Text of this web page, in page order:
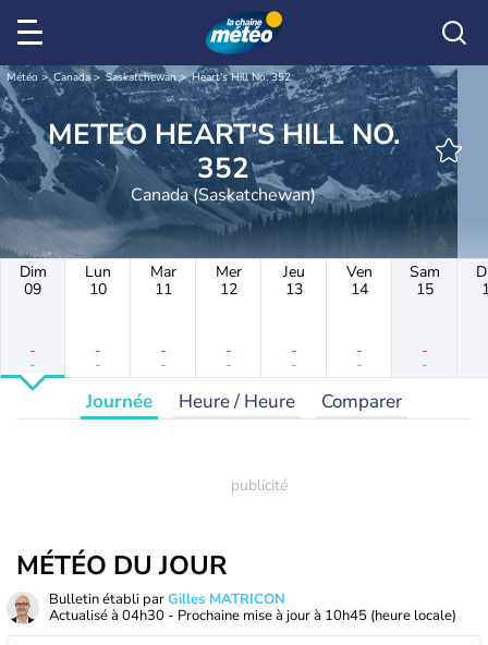
Météo Canada Saskatchewan Heart's Hill No. 352
METEO HEART'S HILL NO.
352
Canada (Saskatchewan)
Dim
09
-
-
Lun
10
-
-
Mar
11
-
-
Mer
12
-
-
Jeu
13
-
-
Ven
14
-
-
Sam
15
-
-
Journée Heure / Heure Comparer
MÉTÉO DU JOUR
Bulletin établi parGilles MATRICON
Actualisé à 04h30 - Prochaine mise à jour à 10h45 (heure locale)